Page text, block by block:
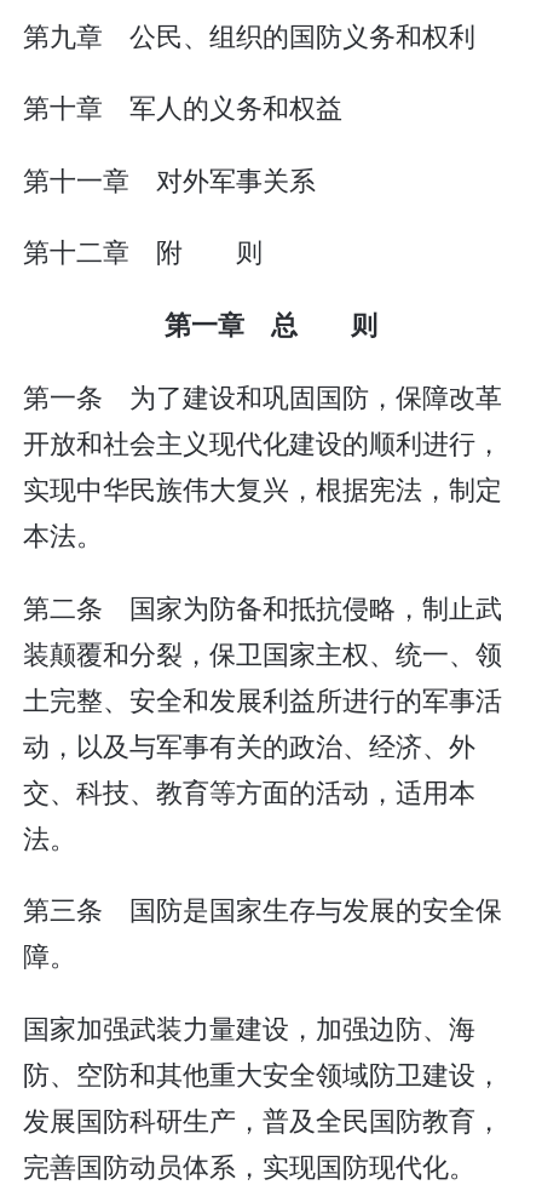
第九章 公民、组织的国防义务和权利
第十章 军人的义务和权益
第十一章 对外军事关系
第十二章 附 则
第一章 总 则
第一条 为了建设和巩固国防，保障改革
开放和社会主义现代化建设的顺利进行，
实现中华民族伟大复兴，根据宪法，制定
本法。
第二条 国家为防备和抵抗侵略，制止武
装颠覆和分裂，保卫国家主权、统一、领
土完整、安全和发展利益所进行的军事活
动，以及与军事有关的政治、经济、外
交、科技、教育等方面的活动，适用本
法。
第三条 国防是国家生存与发展的安全保
障。
国家加强武装力量建设，加强边防、海
防、空防和其他重大安全领域防卫建设，
发展国防科研生产，普及全民国防教育，
完善国防动员体系，实现国防现代化。